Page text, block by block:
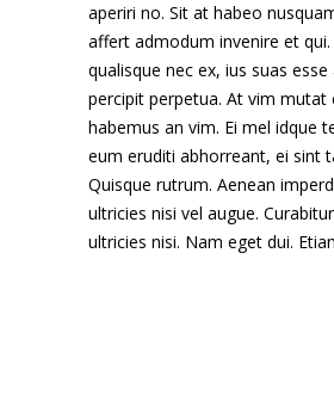
aperiri no. Sit at habeo
affert admodum invenire et qui.
qualisque nec ex, ius suas
percipit perpetua. At vim mutat
habemus an vim. Ei mel idque
eum eruditi abhorreant, ei sint
Quisque rutrum. Aenean
ultricies nisi vel augue.
ultricies nisi. Nam eget dui.